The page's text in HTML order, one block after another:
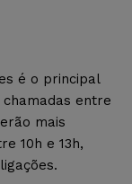
é o principal
entre
mais
10h e 13h,